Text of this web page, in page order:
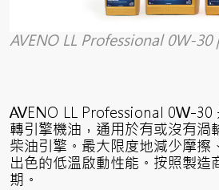
AVENO LL Professional 0W-30
AVENO LL Professional 0W-30
轉引擎機油，通用於有或沒有渦
柴油引擎。最大限度地減少摩擦
出色的低溫啟動性能。按照製造
期。